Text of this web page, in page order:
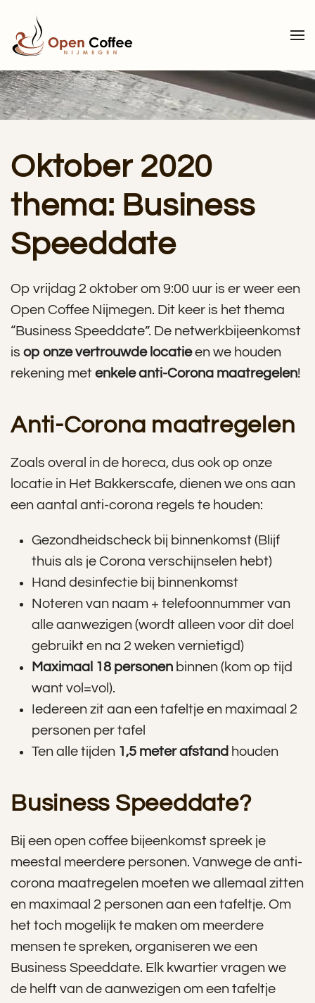
Terug naar hoofdinhoud
Oktober 2020
thema: Business
Speeddate
Op vrijdag 2 oktober om 9:00 uur is er weer een
Open Coffee Nijmegen. Dit keer is het thema
“Business Speeddate”. De netwerkbijeenkomst
is op onze vertrouwde locatieen we houden
rekening met enkele anti-Corona maatregelen!
Anti-Corona maatregelen
Zoals overal in de horeca, dus ook op onze
locatie in Het Bakkerscafe, dienen we ons aan
een aantal anti-corona regels te houden:
Gezondheidscheck bij binnenkomst (Blijf
thuis als je Corona verschijnselen hebt)
Hand desinfectie bij binnenkomst
Noteren van naam + telefoonnummer van
alle aanwezigen (wordt alleen voor dit doel
gebruikt en na 2 weken vernietigd)
Maximaal 18 personen binnen (kom op tijd
want vol=vol).
Iedereen zit aan een tafeltje en maximaal 2
personen per tafel
Ten alle tijden 1,5 meter afstand houden
Business Speeddate?
Bij een open coffee bijeenkomst spreek je
meestal meerdere personen. Vanwege de anti-
corona maatregelen moeten we allemaal zitten
en maximaal 2 personen aan een tafeltje. Om
het toch mogelijk te maken om meerdere
mensen te spreken, organiseren we een
Business Speeddate. Elk kwartier vragen we
de helft van de aanwezigen om een tafeltje